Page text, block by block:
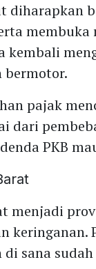
diharapkan
membuka
kembali
bermotor.
pajak
dari
PKB
menjadi
keringanan.
sana